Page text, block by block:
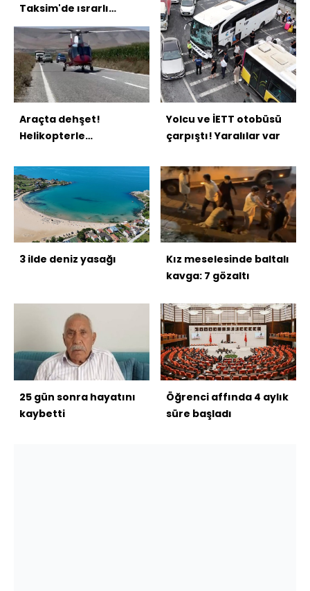
Taksim'de ısrarlı
takibe maruz kaldı!
Araçta dehşet!
Helikopterle
Yolcu ve İETT otobüsü
çarpıştı! Yaralılar var
3 ilde deniz yasağı
Kız meselesinde baltalı
kavga: 7 gözaltı
25 gün sonra hayatını
kaybetti
Öğrenci affında 4 aylık
süre başladı